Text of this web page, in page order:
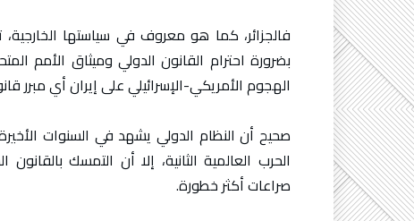
فالجزائر، كما هو معروف في سياستها
بضرورة احترام القانون الدولي وميثاق الأمم
الهجوم الأمريكي-الإسرائيلي على إيران أي
صحيح أن النظام الدولي يشهد في السنوات
الحرب العالمية الثانية، إلا أن التمسك
صراعات أكثر خطورة.